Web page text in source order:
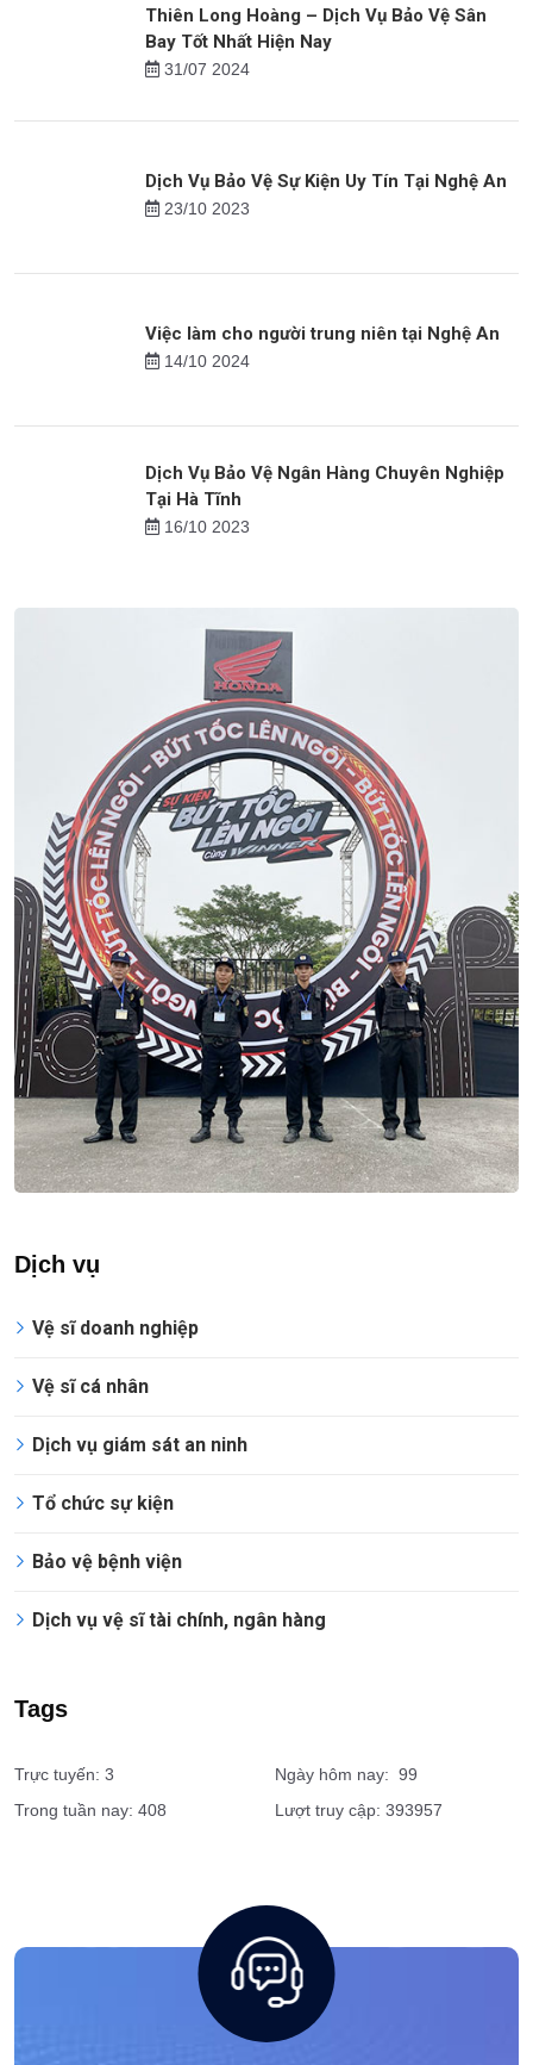
Thiên Long Hoàng – Dịch Vụ Bảo Vệ Sân
Bay Tốt Nhất Hiện Nay
31/07 2024
Dịch Vụ Bảo Vệ Sự Kiện Uy Tín Tại Nghệ An
23/10 2023
Việc làm cho người trung niên tại Nghệ An
14/10 2024
Dịch Vụ Bảo Vệ Ngân Hàng Chuyên Nghiệp
Tại Hà Tĩnh
16/10 2023
Dịch vụ
Vệ sĩ doanh nghiệp
Vệ sĩ cá nhân
Dịch vụ giám sát an ninh
Tổ chức sự kiện
Bảo vệ bệnh viện
Dịch vụ vệ sĩ tài chính, ngân hàng
Tags
Trực tuyến: 3
Ngày hôm nay: 99
Trong tuần nay: 408
Lượt truy cập: 393957